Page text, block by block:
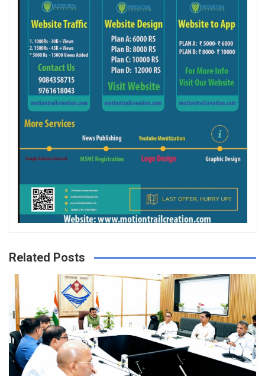
Related Posts